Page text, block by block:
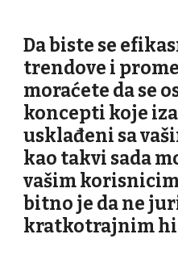
Da biste se
trendove i
moraćete da se
koncepti koje
usklađeni sa
kao takvi sada
vašim
bitno je da ne
kratkotrajnim